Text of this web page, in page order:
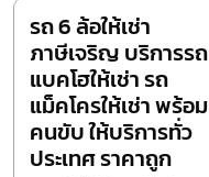
รถ 6 ล้อให้เช่า
ภาษีเจริญ บริการรถ
แบคโฮให้เช่า รถ
แม็คโครให้เช่า พร้อม
คนขับ ให้บริการทั่ว
ประเทศ ราคาถูก